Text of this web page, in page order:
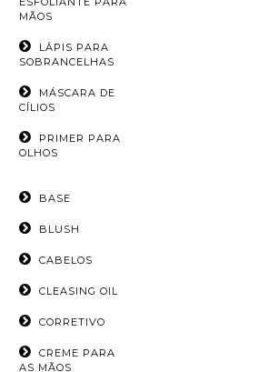
MÃOS
LÁPIS PARA
SOBRANCELHAS
MÁSCARA DE
CÍLIOS
PRIMER PARA
OLHOS
BASE
BLUSH
CABELOS
CLEASING OIL
CORRETIVO
CREME PARA
AS MÃOS